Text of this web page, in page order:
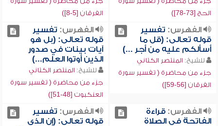
الحج [73-78])
الفرقان [5-8])
الفهرس: تفسير
قوله تعالى: (قل ما
أسألكم عليه من أجر ...)
للشيخ: المنتصر الكتاني
جزء من محاضرة ( تفسير سورة
الفرقان [56-59])
الفهرس: تفسير
قوله تعالى: (بل هو
آيات بينات في صدور
الذين أوتوا العلم...)
للشيخ: المنتصر الكتاني
جزء من محاضرة ( تفسير سورة
العنكبوت [48-51])
الفهرس:قراءة
الفاتحة في الصلاة
الفهرس: تفسير
قوله تعالى: (إن الذي